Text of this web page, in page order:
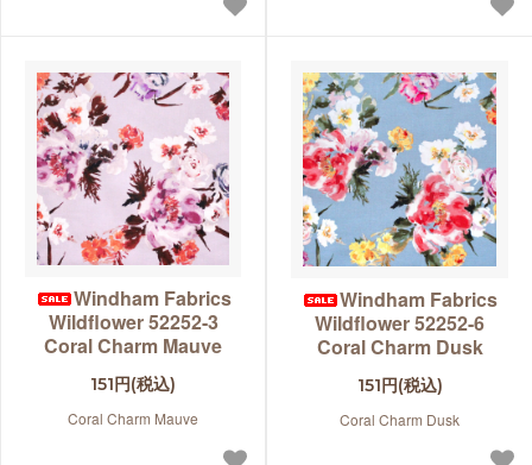
Windham Fabrics
Wildflower 52252-3
Coral Charm Mauve
151円(税込)
Coral Charm Mauve
Windham Fabrics
Wildflower 52252-6
Coral Charm Dusk
151円(税込)
Coral Charm Dusk